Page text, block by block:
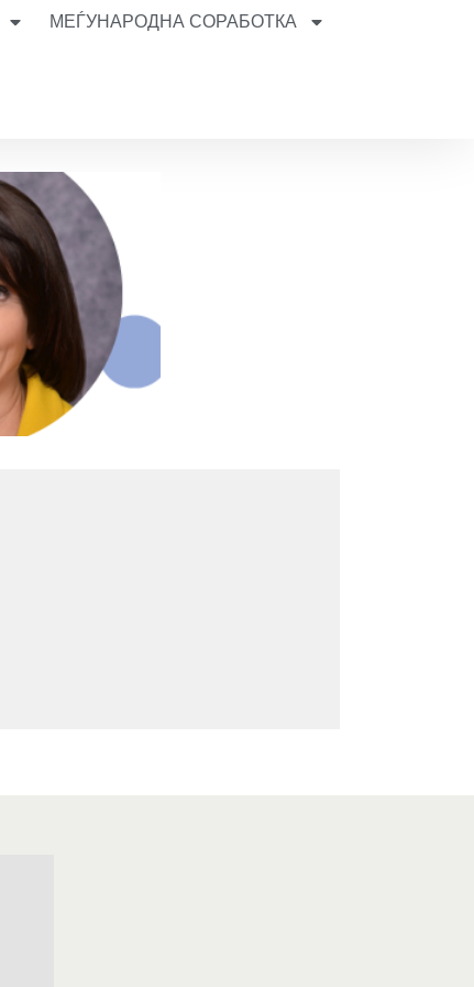
МЕЃУНАРОДНА СОРАБОТКА